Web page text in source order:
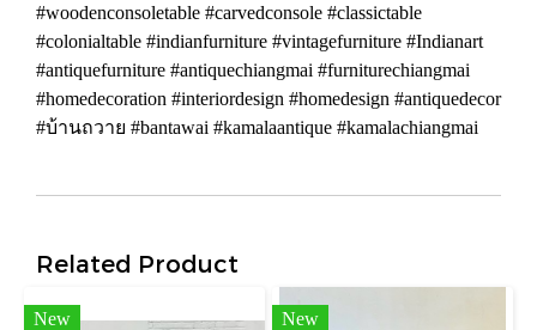
#woodenconsoletable #carvedconsole #classictable
#colonialtable #indianfurniture #vintagefurniture #Indianart
#antiquefurniture #antiquechiangmai #furniturechiangmai
#homedecoration #interiordesign #homedesign #antiquedecor
#บ้านถวาย #bantawai #kamalaantique #kamalachiangmai
Related Product
New New